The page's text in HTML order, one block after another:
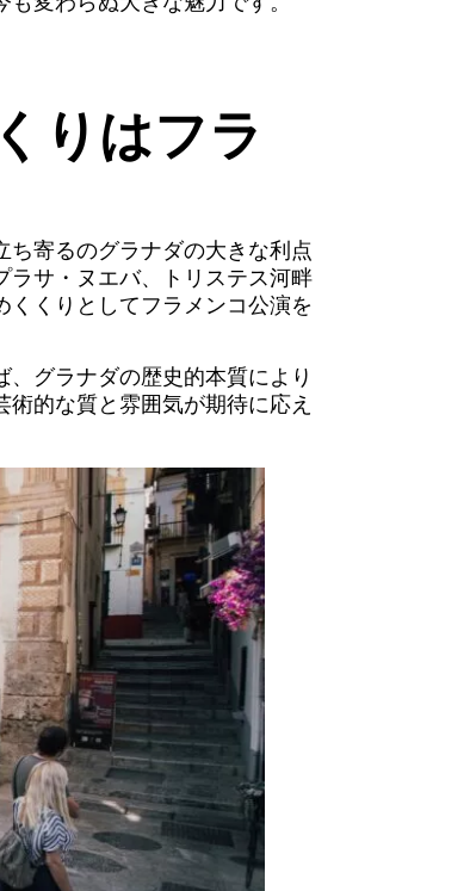
りはフラ
寄るのグラナダの大きな利点
ラサ・ヌエバ、トリステス河畔
くりとしてフラメンコ公演を
グラナダの歴史的本質により
的な質と雰囲気が期待に応え